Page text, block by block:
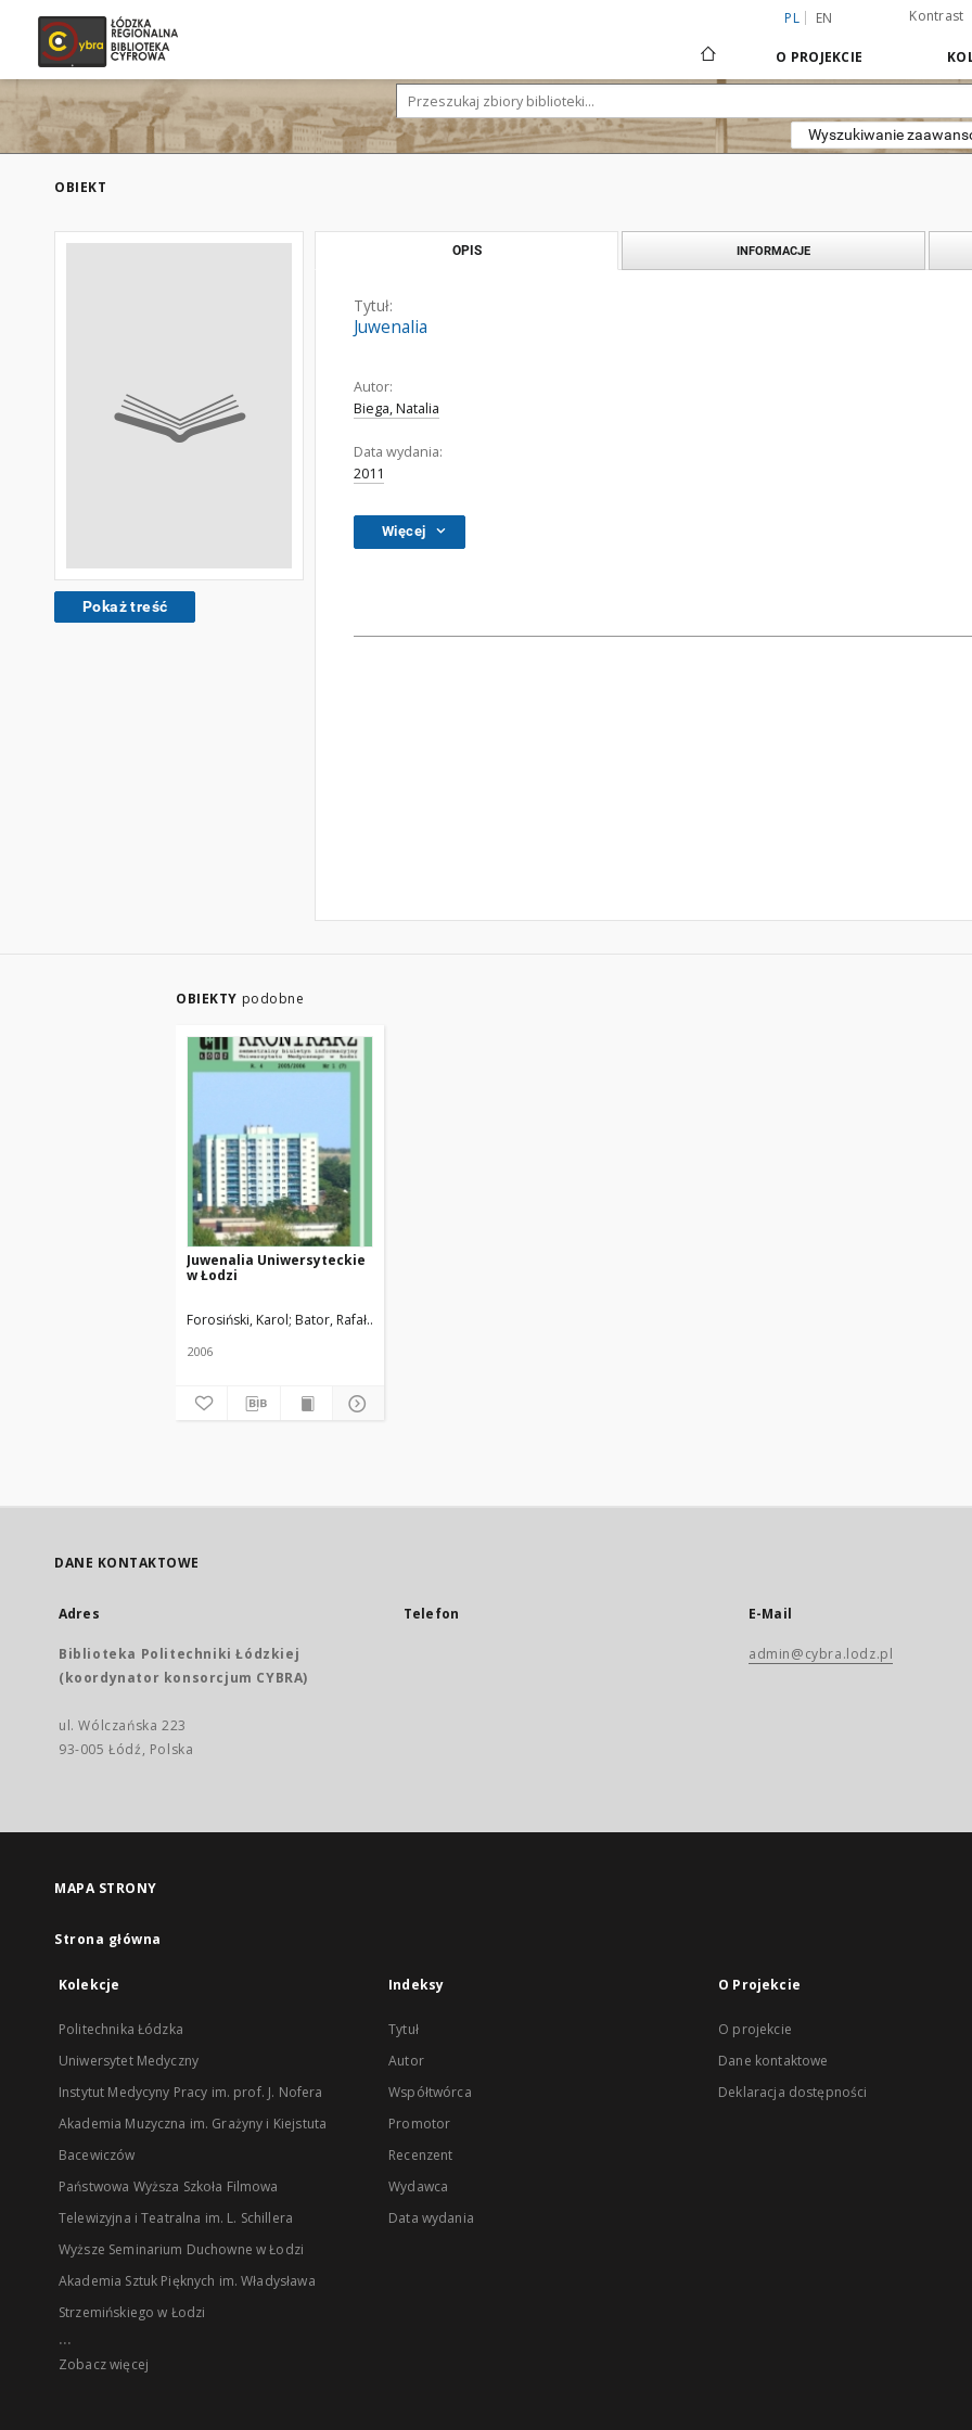
PL EN Kontrast
O PROJEKCIE
Wyszukiwanie
OBIEKT
Pokaż treść
OPIS INFORMACJE
Tytuł:
Juwenalia
Autor:
Biega, Natalia
Data wydania:
2011
Więcej
OBIEKTY podobne
Juwenalia Uniwersyteckie
w Łodzi
Forosiński, Karol; Bator, Rafał
2006
DANE KONTAKTOWE
Adres
Biblioteka Politechniki Łódzkiej
(koordynator konsorcjum CYBRA)
ul. Wólczańska 223
93-005 Łódź, Polska
Telefon E-Mail
admin@cybra.lodz.pl
MAPA STRONY
Strona główna
Kolekcje
Politechnika Łódzka
Uniwersytet Medyczny
Instytut Medycyny Pracy im. prof. J. Nofera
Akademia Muzyczna im. Grażyny i Kiejstuta
Bacewiczów
Państwowa Wyższa Szkoła Filmowa
Telewizyjna i Teatralna im. L. Schillera
Wyższe Seminarium Duchowne w Łodzi
Akademia Sztuk Pięknych im. Władysława
Strzemińskiego w Łodzi
...
Zobacz więcej
Indeksy
Tytuł
Autor
Współtwórca
Promotor
Recenzent
Wydawca
Data wydania
O Projekcie
O projekcie
Dane kontaktowe
Deklaracja dostępności